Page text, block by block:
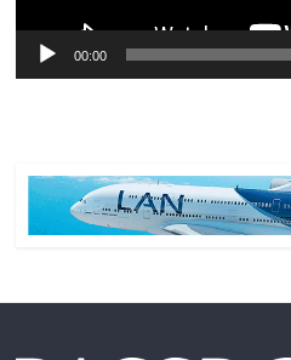
00:00